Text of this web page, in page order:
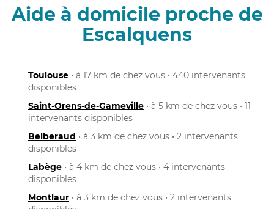
Aide à domicile proche de
Escalquens
Toulouse • à 17 km de chez vous • 440 intervenants
disponibles
Saint-Orens-de-Gameville • à 5 km de chez vous • 11
intervenants disponibles
Belberaud • à 3 km de chez vous • 2 intervenants
disponibles
Labège • à 4 km de chez vous • 4 intervenants
disponibles
Montlaur • à 3 km de chez vous • 2 intervenants